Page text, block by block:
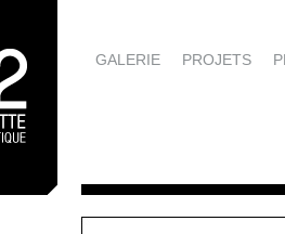
GALERIE PROJETS